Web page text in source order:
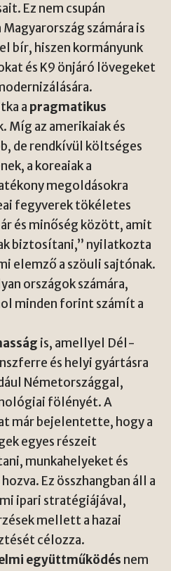
Ez nem csupán
számára is
bír, hiszen kormányunk
és K9 önjáró lövegeket
a pragmatikus
Míg az amerikaiak és
de rendkívül költséges
a koreaiak a
megoldásokra
fegyverek tökéletes
és minőség között, amit
biztosítani,” nyilatkozta
elemző a szöuli sajtónak.
országok számára,
minden forint számít a
is, amellyel Dél-
és helyi gyártásra
Németországgal,
fölényét. A
már bejelentette, hogy a
egyes részeit
munkahelyeket és
Ez összhangban áll a
ipari stratégiájával,
mellett a hazai
célozza.
együttműködés nem